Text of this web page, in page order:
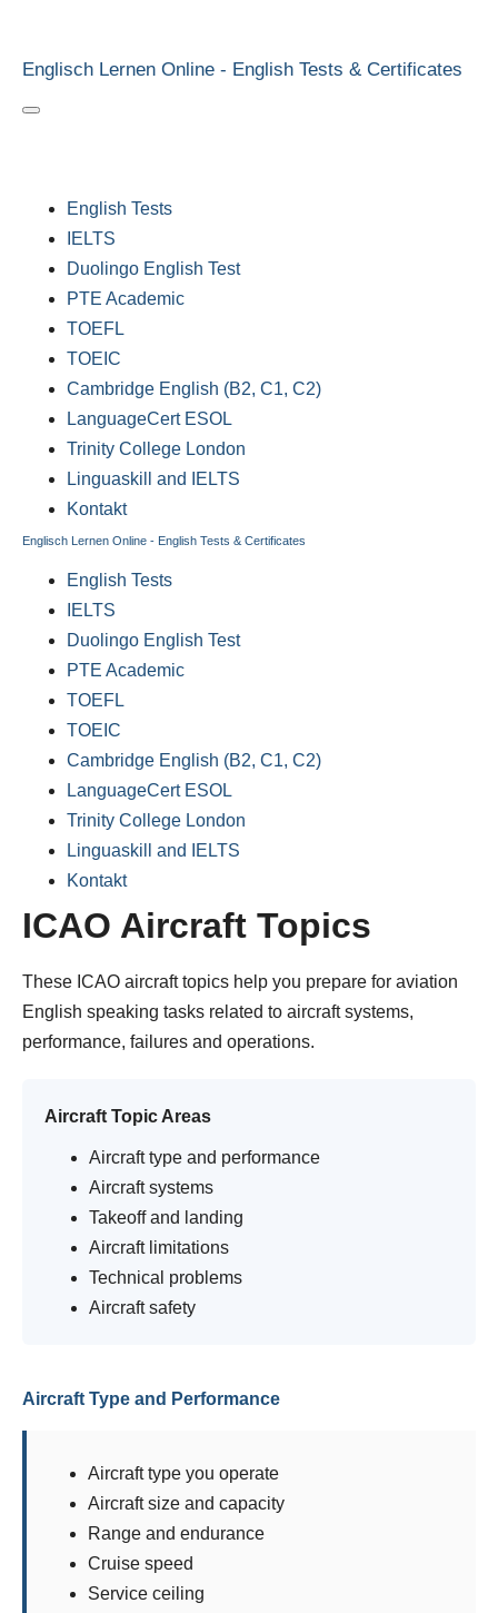
springen
Englisch Lernen Online - English Tests & Certificates
English Tests
IELTS
Duolingo English Test
PTE Academic
TOEFL
TOEIC
Cambridge English (B2, C1, C2)
LanguageCert ESOL
Trinity College London
Linguaskill and IELTS
Kontakt
Englisch Lernen Online - English Tests & Certificates
English Tests
IELTS
Duolingo English Test
PTE Academic
TOEFL
TOEIC
Cambridge English (B2, C1, C2)
LanguageCert ESOL
Trinity College London
Linguaskill and IELTS
Kontakt
ICAO Aircraft Topics
These ICAO aircraft topics help you prepare for aviation
English speaking tasks related to aircraft systems,
performance, failures and operations.
Aircraft Topic Areas
Aircraft type and performance
Aircraft systems
Takeoff and landing
Aircraft limitations
Technical problems
Aircraft safety
Aircraft Type and Performance
Aircraft type you operate
Aircraft size and capacity
Range and endurance
Cruise speed
Service ceiling